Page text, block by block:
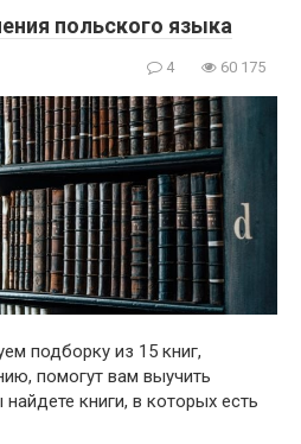
польского языка
4 60 175
подборку из 15 книг,
помогут вам выучить
книги, в которых есть